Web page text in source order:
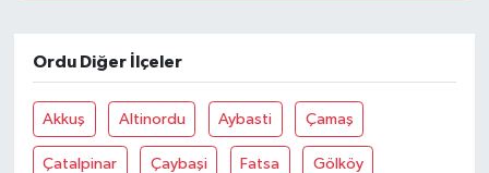
Ordu Diğer İlçeler
Akkuş Altinordu Aybasti Çamaş
Çatalpinar Çaybaşi Fatsa Gölköy